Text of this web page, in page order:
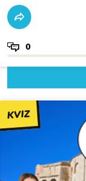
0
KVIZ